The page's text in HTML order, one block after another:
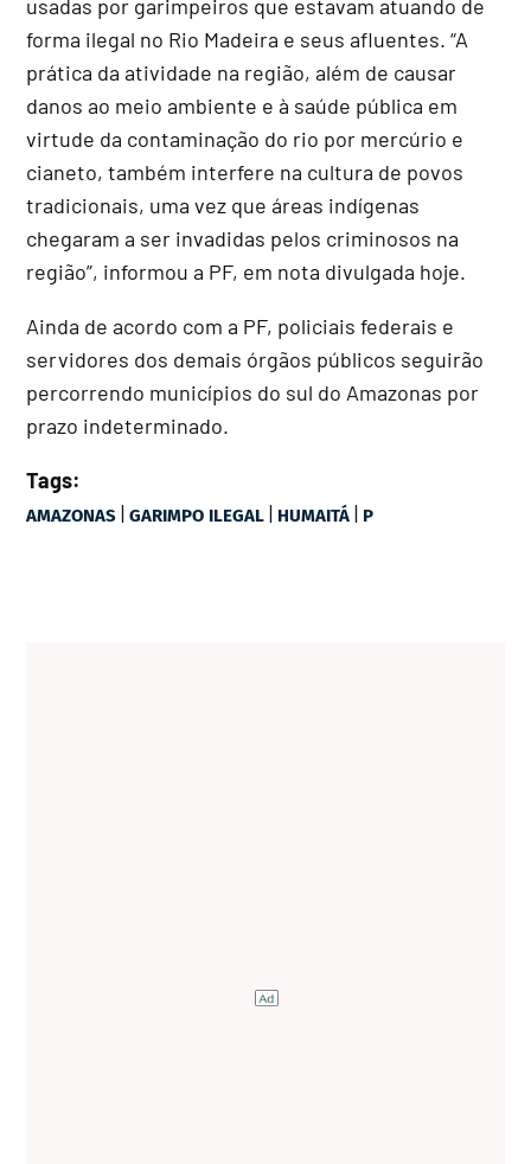
usadas por garimpeiros que estavam atuando de
forma ilegal no Rio Madeira e seus afluentes. “A
prática da atividade na região, além de causar
danos ao meio ambiente e à saúde pública em
virtude da contaminação do rio por mercúrio e
cianeto, também interfere na cultura de povos
tradicionais, uma vez que áreas indígenas
chegaram a ser invadidas pelos criminosos na
região”, informou a PF, em nota divulgada hoje.
Ainda de acordo com a PF, policiais federais e
servidores dos demais órgãos públicos seguirão
percorrendo municípios do sul do Amazonas por
prazo indeterminado.
Tags:
AMAZONAS |GARIMPO ILEGAL | HUMAITÁ | P